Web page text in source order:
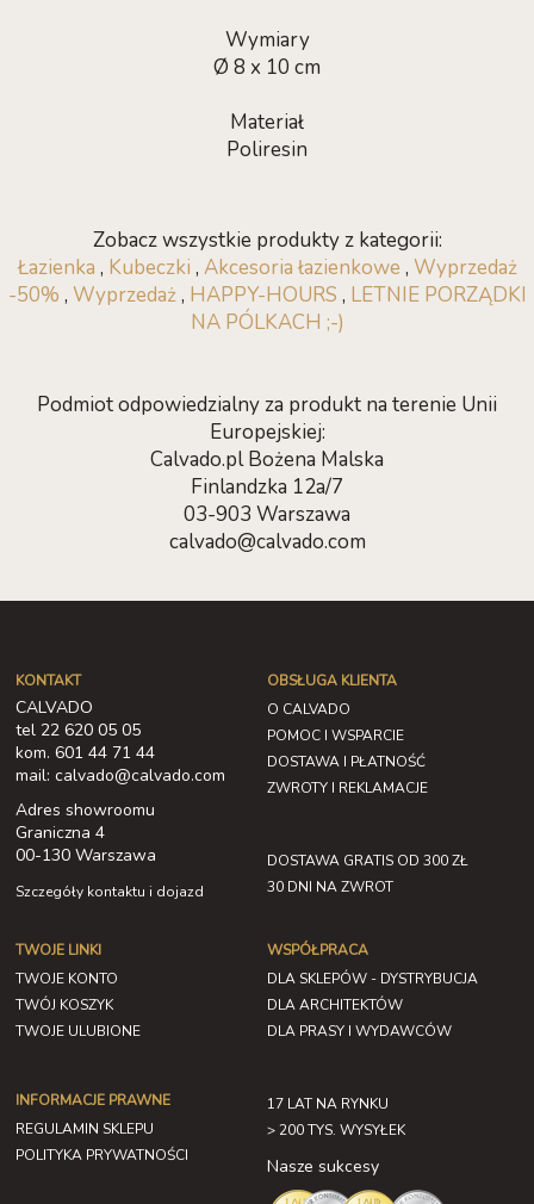
Wymiary
Ø 8 x 10 cm
Materiał
Poliresin
Zobacz wszystkie produkty z kategorii:
Łazienka , Kubeczki , Akcesoria łazienkowe , Wyprzedaż
-50% , Wyprzedaż, HAPPY-HOURS , LETNIE PORZĄDKI
NA PÓLKACH ;-)
Podmiot odpowiedzialny za produkt na terenie Unii
Europejskiej:
Calvado.pl Bożena Malska
Finlandzka 12a/7
03-903 Warszawa
calvado@calvado.com
KONTAKT
CALVADO
tel 22 620 05 05
kom. 601 44 71 44
mail: calvado@calvado.com
Adres showroomu
Graniczna 4
00-130 Warszawa
Szczegóły kontaktu i dojazd
OBSŁUGA KLIENTA
O CALVADO
POMOC I WSPARCIE
DOSTAWA I PŁATNOŚĆ
ZWROTY I REKLAMACJE
DOSTAWA GRATIS OD 300 ZŁ
30 DNI NA ZWROT
TWOJE LINKI
TWOJE KONTO
TWÓJ KOSZYK
TWOJE ULUBIONE
INFORMACJE PRAWNE
REGULAMIN SKLEPU
POLITYKA PRYWATNOŚCI
WSPÓŁPRACA
DLA SKLEPÓW - DYSTRYBUCJA
DLA ARCHITEKTÓW
DLA PRASY I WYDAWCÓW
17 LAT NA RYNKU
> 200 TYS. WYSYŁEK
Nasze sukcesy